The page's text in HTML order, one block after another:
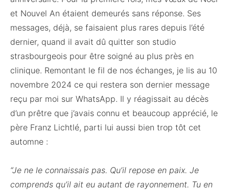
et Nouvel An étaient demeurés sans réponse. Ses
messages, déjà, se faisaient plus rares depuis l’été
dernier, quand il avait dû quitter son studio
strasbourgeois pour être soigné au plus près en
clinique. Remontant le fil de nos échanges, je lis au 10
novembre 2024 ce qui restera son dernier message
reçu par moi sur WhatsApp. Il y réagissait au décès
d’un prêtre que j’avais connu et beaucoup apprécié, le
père Franz Lichtlé, parti lui aussi bien trop tôt cet
automne :
“Je ne le connaissais pas. Qu’il repose en paix. Je
comprends qu’il ait eu autant de rayonnement. Tu en